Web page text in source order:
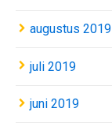
augustus 2019
juli 2019
juni 2019